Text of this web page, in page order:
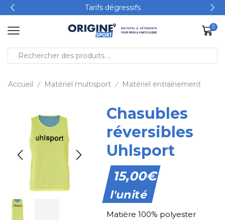
Tarifs dégressifs
0
Accueil / Matériel multisport / Matériel entraînement
Chasubles
réversibles
Uhlsport
15,00€
l'unité
Matière 100% polyester